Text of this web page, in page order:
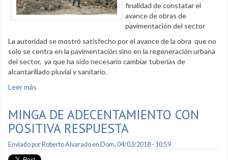
finalidad de constatar el
avance de obras de
pavimentación del sector
La autoridad se mostró satisfecho por el avance de la obra que no
solo se centra en la pavimentación sino en la regeneración urbana
del sector, ya que ha sido necesario cambiar tuberías de
alcantarillado pluvial y sanitario.
Leer más
MINGA DE ADECENTAMIENTO CON
POSITIVA RESPUESTA
Enviado por Roberto Alvaradoen Dom, 04/03/2018 - 10:59